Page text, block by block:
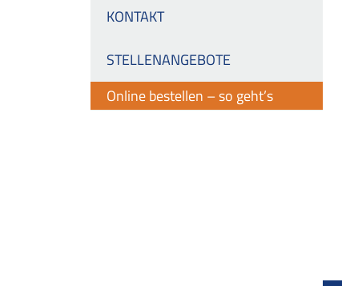
KONTAKT
STELLENANGEBOTE
Online bestellen – so geht’s